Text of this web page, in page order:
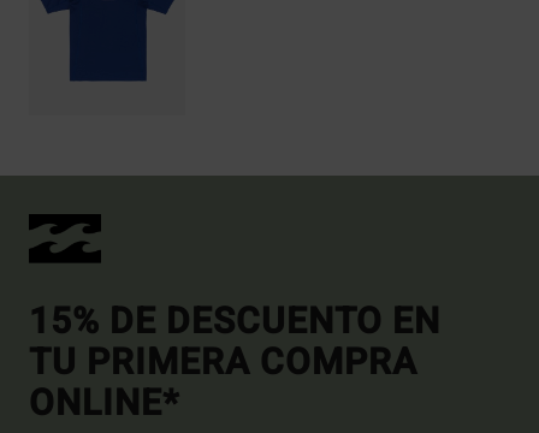
15% DE DESCUENTO EN
TU PRIMERA COMPRA
ONLINE*